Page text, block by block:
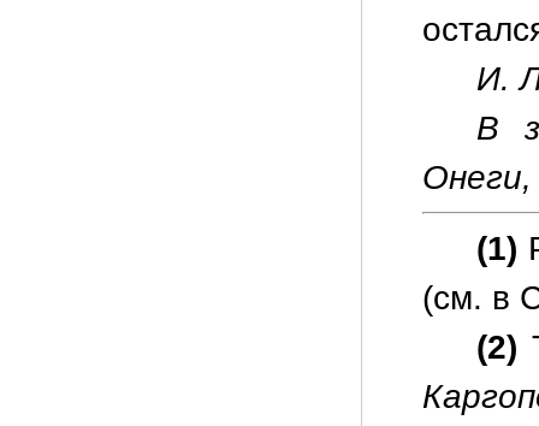
И.
В
Онеги,
(1)
(см. в
(2)